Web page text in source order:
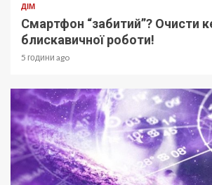
ДІМ
Смартфон “забитий”? Очисти
блискавичної роботи!
5 години ago